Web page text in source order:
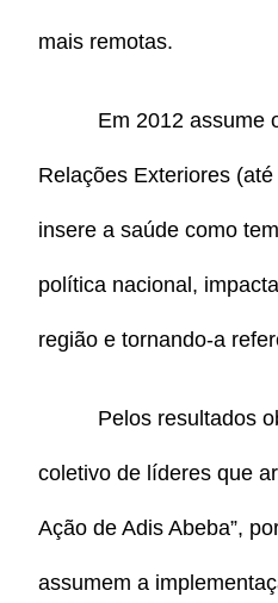
mais remotas.
Em 2012 assume o
Relações Exteriores
insere a saúde como
política nacional,
região e tornando-a
Pelos resultados
coletivo de líderes que
Ação de Adis Abeba”,
assumem a